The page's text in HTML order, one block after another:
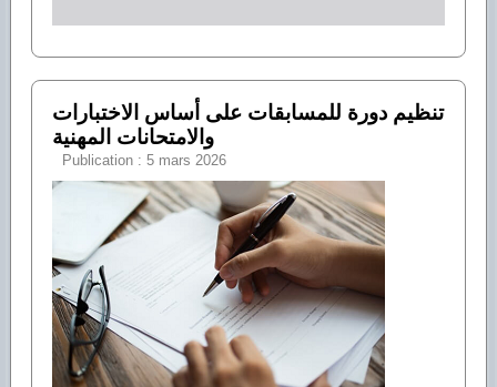
تنظيم دورة للمسابقات على أساس الاختبارات
والامتحانات المهنية
Publication : 5 mars 2026